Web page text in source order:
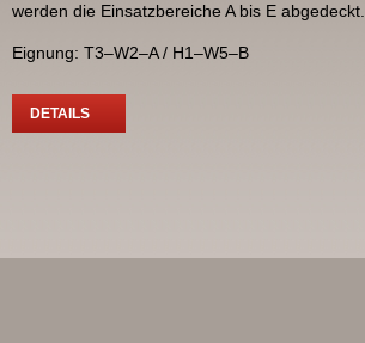
werden die Einsatzbereiche A bis E abgedeckt.
Eignung: T3–W2–A / H1–W5–B
DETAILS